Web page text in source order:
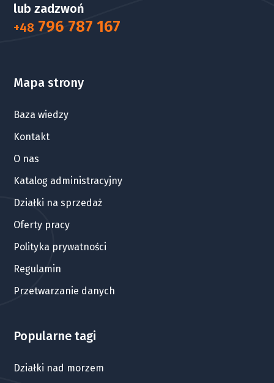
lub zadzwoń
+48 796 787 167
Mapa strony
Baza wiedzy
Kontakt
O nas
Katalog administracyjny
Działki na sprzedaż
Oferty pracy
Polityka prywatności
Regulamin
Przetwarzanie danych
Popularne tagi
Działki nad morzem